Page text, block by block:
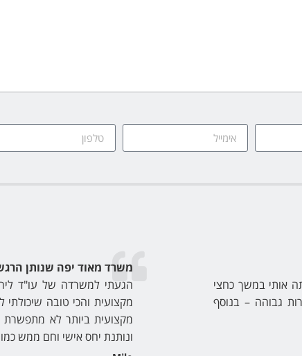
יחס מקצועי אישי אמין וזמין
דרך לירז ביצעתי שתי עסקאות נדל"ן – מכירה וקניה,
שנה. לירז נתנה יחס מקצועי אמין ובטוח והייתה
ענתה על כל שאלה שעלתה במוחי. ממליץ בחום רב!